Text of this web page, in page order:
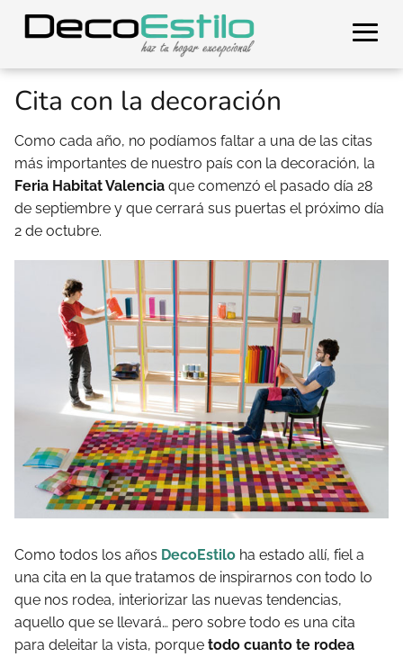
Cita con la decoración
Como cada año, no podíamos faltar a una de las citas
más importantes de nuestro país con la decoración, la
Feria Habitat Valencia que comenzó el pasado día 28
de septiembre y que cerrará sus puertas el próximo día
2 de octubre.
Como todos los años DecoEstilo ha estado allí, fiel a
una cita en la que tratamos de inspirarnos con todo lo
que nos rodea, interiorizar las nuevas tendencias,
aquello que se llevará… pero sobre todo es una cita
para deleitar la vista, porque todo cuanto te rodea